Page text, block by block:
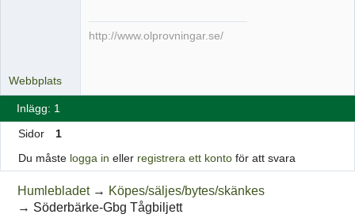
http://www.olprovningar.se/
Webbplats
Inlägg: 1
Sidor
1
Du måste logga in eller registrera ett kontoför att svara
Humlebladet → Köpes/säljes/bytes/skänkes
→ Söderbärke-Gbg Tågbiljett